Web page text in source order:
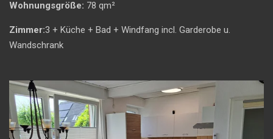
Wohnungsgröße: 78 qm²
Zimmer:3 + Küche + Bad + Windfang incl. Garderobe u.
Wandschrank